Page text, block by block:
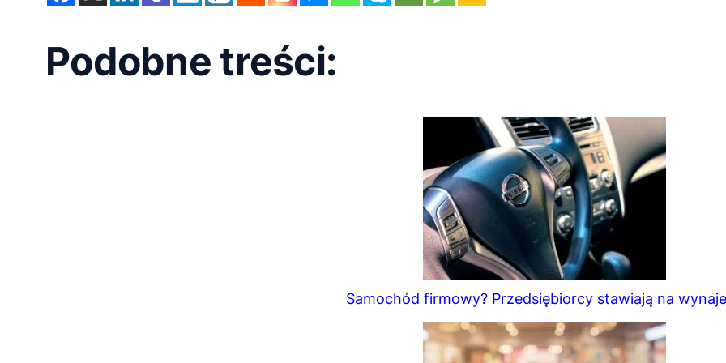
Podobne treści:
Samochód firmowy? Przedsiębiorcy stawiają na